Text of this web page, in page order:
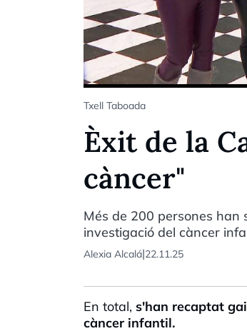
Txell Taboada
Èxit de la
càncer"
Més de 200 persones han
investigació del càncer
Alexia Alcalá|22.11.25
En total, s'han recaptat
càncer infantil.